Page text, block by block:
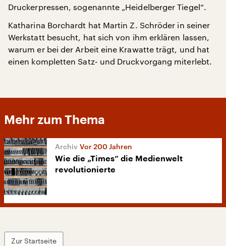
Druckerpressen, sogenannte „Heidelberger Tiegel“.
Katharina Borchardt hat Martin Z. Schröder in seiner
Werkstatt besucht, hat sich von ihm erklären lassen,
warum er bei der Arbeit eine Krawatte trägt, und hat
einen kompletten Satz- und Druckvorgang miterlebt.
Mehr zum Thema
Vor 200 Jahren
Wie die „Times“ die Medienwelt
revolutionierte
Zur Startseite